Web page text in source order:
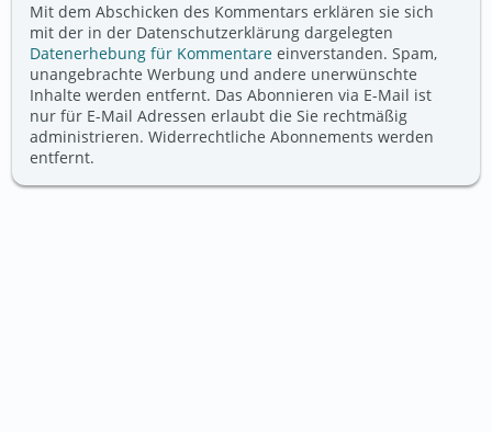
Mit dem Abschicken des Kommentars erklären sie sich
mit der in der Datenschutzerklärung dargelegten
Datenerhebung für Kommentare einverstanden. Spam,
unangebrachte Werbung und andere unerwünschte
Inhalte werden entfernt. Das Abonnieren via E-Mail ist
nur für E-Mail Adressen erlaubt die Sie rechtmäßig
administrieren. Widerrechtliche Abonnements werden
entfernt.